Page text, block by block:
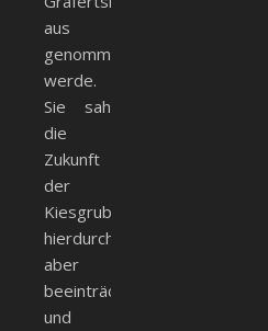
aus
genommen
werde.
Sie sah
die
Zukunft
der
Kiesgrube
hierdurch
aber
beeinträchtigt
und